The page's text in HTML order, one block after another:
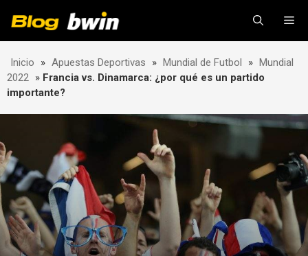
Inicio » Apuestas Deportivas » Mundial de Futbol » Mundial
2022 » Francia vs. Dinamarca: ¿por qué es un partido
importante?